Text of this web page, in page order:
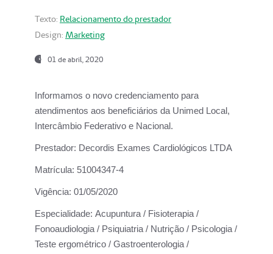
Texto: Relacionamento do prestador
Design: Marketing
01 de abril, 2020
Informamos o novo credenciamento para
atendimentos aos beneficiários da Unimed Local,
Intercâmbio Federativo e Nacional.
Prestador: Decordis Exames Cardiológicos LTDA
Matrícula: 51004347-4
Vigência: 01/05/2020
Especialidade: Acupuntura / Fisioterapia /
Fonoaudiologia / Psiquiatria / Nutrição / Psicologia /
Teste ergométrico / Gastroenterologia /